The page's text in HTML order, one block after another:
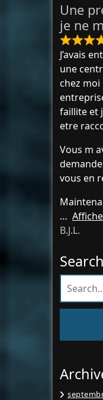
Une
je ne
J’avais
une
chez moi
faillite et
etre
Vous m
vous en
B.J.L.
Search